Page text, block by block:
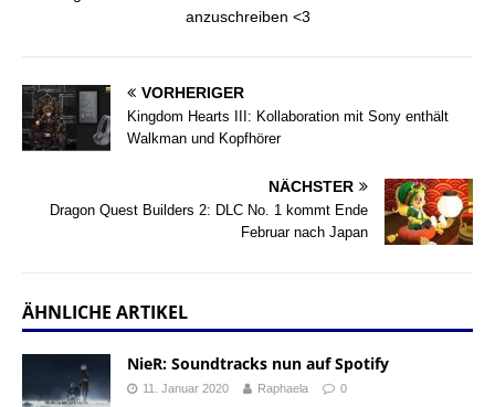
anzuschreiben <3
VORHERIGER
Kingdom Hearts III: Kollaboration mit Sony enthält
Walkman und Kopfhörer
NÄCHSTER
Dragon Quest Builders 2: DLC No. 1 kommt Ende
Februar nach Japan
ÄHNLICHE ARTIKEL
NieR: Soundtracks nun auf Spotify
11. Januar 2020 Raphaela 0